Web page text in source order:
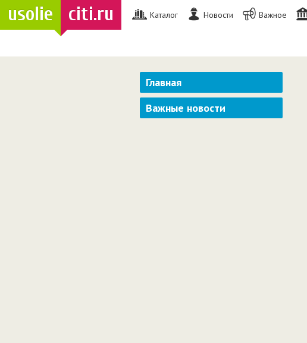
usolie citi.ru Каталог Новости Важное
Главная
Важные новости